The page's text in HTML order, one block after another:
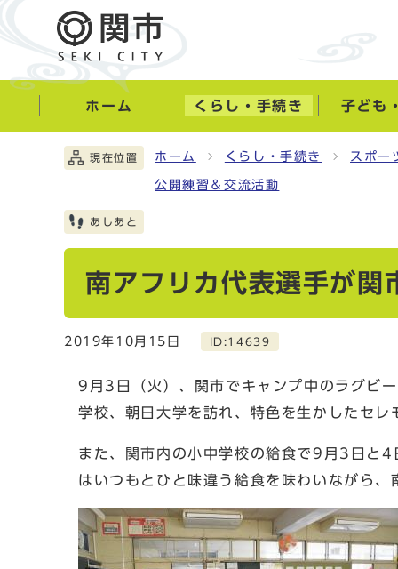
ホーム くらし・手続き 子ども
現在位置 ホーム くらし・手続き スポー
公開練習＆交流活動
あしあと
南アフリカ代表選手が関
2019年10月15日 ID:14639
9月3日（火）、関市でキャンプ中のラグビ
学校、朝日大学を訪れ、特色を生かしたセ
また、関市内の小中学校の給食で9月3日と
はいつもとひと味違う給食を味わいながら